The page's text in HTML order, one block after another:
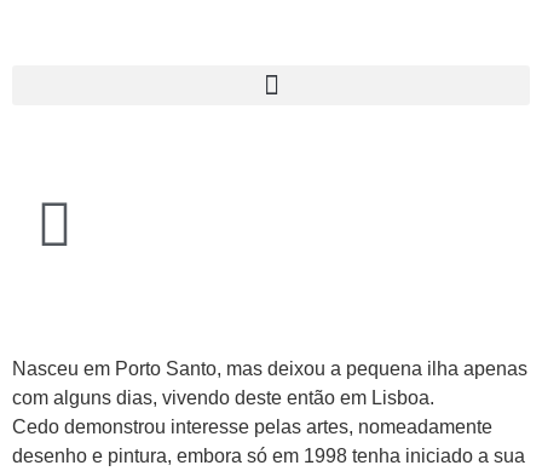
Nasceu em Porto Santo, mas deixou a pequena ilha apenas
com alguns dias, vivendo deste então em Lisboa.
Cedo demonstrou interesse pelas artes, nomeadamente
desenho e pintura, embora só em 1998 tenha iniciado a sua